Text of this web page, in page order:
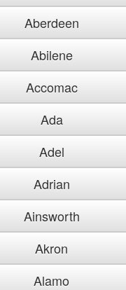
Aberdeen
Abilene
Accomac
Ada
Adel
Adrian
Ainsworth
Akron
Alamo